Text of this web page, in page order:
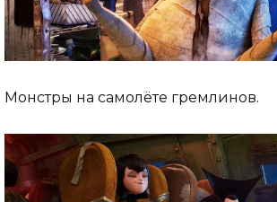
Монстры на самолёте гремлинов.